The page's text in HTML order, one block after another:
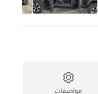
مواصفات